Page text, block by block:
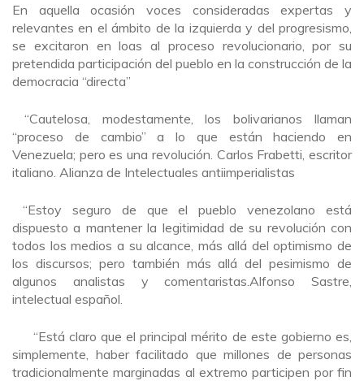
En aquella ocasión voces consideradas expertas y
relevantes en el ámbito de la izquierda y del progresismo,
se excitaron en loas al proceso revolucionario, por su
pretendida participación del pueblo en la construcción de la
democracia “directa”
“Cautelosa, modestamente, los bolivarianos llaman
“proceso de cambio” a lo que están haciendo en
Venezuela; pero es una revolución. Carlos Frabetti, escritor
italiano. Alianza de Intelectuales antiimperialistas
“Estoy seguro de que el pueblo venezolano está
dispuesto a mantener la legitimidad de su revolución con
todos los medios a su alcance, más allá del optimismo de
los discursos; pero también más allá del pesimismo de
algunos analistas y comentaristas.Alfonso Sastre,
intelectual español.
“Está claro que el principal mérito de este gobierno es,
simplemente, haber facilitado que millones de personas
tradicionalmente marginadas al extremo participen por fin